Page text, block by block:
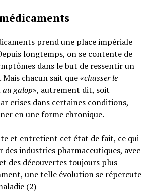
prend une place impériale
longtemps, on se contente de
dans le but de ressentir un
chacun sait que «chasser le
galop», autrement dit, soit
crises dans certaines conditions,
en une forme chronique.
et entretient cet état de fait, ce qui
des industries pharmaceutiques, avec
des découvertes toujours plus
une telle évolution se répercute
(2)